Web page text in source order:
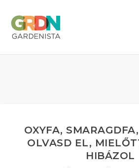
OXYFA,
OLVASD EL,
HIBÁZOL